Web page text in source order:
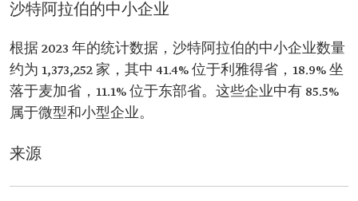
沙特阿拉伯的中小企业
根据 2023 年的统计数据，沙特阿拉伯的中小企业数量
约为 1,373,252 家，其中 41.4% 位于利雅得省，18.9% 坐
落于麦加省，11.1% 位于东部省。这些企业中有 85.5%
属于微型和小型企业。
来源